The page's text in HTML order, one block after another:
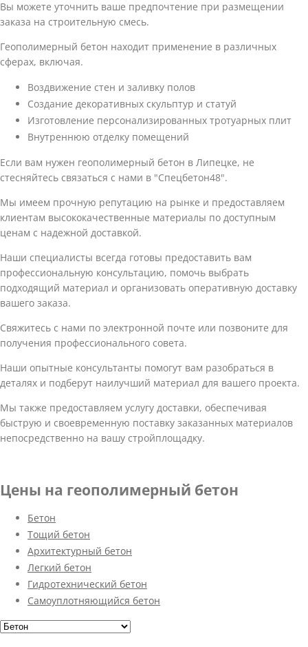
Вы можете уточнить ваше предпочтение при размещении
заказа на строительную смесь.
Геополимерный бетон находит применение в различных
сферах, включая.
Воздвижение стен и заливку полов
Создание декоративных скульптур и статуй
Изготовление персонализированных тротуарных плит
Внутреннюю отделку помещений
Если вам нужен геополимерный бетон в Липецке, не
стесняйтесь связаться с нами в "Спецбетон48".
Мы имеем прочную репутацию на рынке и предоставляем
клиентам высококачественные материалы по доступным
ценам с надежной доставкой.
Наши специалисты всегда готовы предоставить вам
профессиональную консультацию, помочь выбрать
подходящий материал и организовать оперативную доставку
вашего заказа.
Свяжитесь с нами по электронной почте или позвоните для
получения профессионального совета.
Наши опытные консультанты помогут вам разобраться в
деталях и подберут наилучший материал для вашего проекта.
Мы также предоставляем услугу доставки, обеспечивая
быструю и своевременную поставку заказанных материалов
непосредственно на вашу стройплощадку.
Цены на геополимерный бетон
Бетон
Тощий бетон
Архитектурный бетон
Легкий бетон
Гидротехнический бетон
Самоуплотняющийся бетон